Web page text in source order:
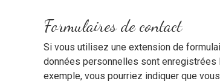
Formulaires de contact
Si vous utilisez une extension de
données personnelles sont enregistrées
exemple, vous pourriez indiquer que